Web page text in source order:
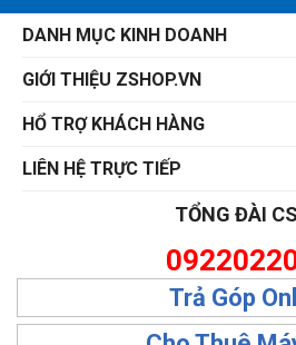
DANH MỤC KINH DOANH
GIỚI THIỆU ZSHOP.VN
HỔ TRỢ KHÁCH HÀNG
LIÊN HỆ TRỰC TIẾP
TỔNG ĐÀI
Trả Góp